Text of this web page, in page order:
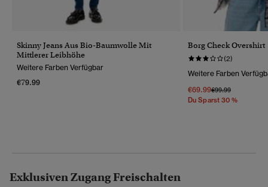
Skinny Jeans Aus Bio-Baumwolle Mit
Mittlerer Leibhöhe
Weitere Farben Verfügbar
€79.99
Borg Check Overshirt
(2)
Weitere Farben
€69.99Preis Wurde
€99.99Bis
Du Sparst 30 %
Exklusiven Zugang Freischalten